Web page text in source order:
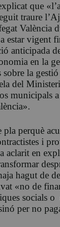
que
traure
València
estar vigent
anticipada
en la
sobre la
del
municipals a
pla perquè
i
aclarit en
hagut de
«no de
socials o
per no